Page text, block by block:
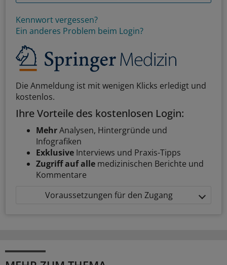
Kennwort vergessen?
Ein anderes Problem beim Login?
Die Anmeldung ist mit wenigen Klicks erledigt und
kostenlos.
Ihre Vorteile des kostenlosen Login:
MehrAnalysen, Hintergründe und
Infografiken
Exklusive Interviews und Praxis-Tipps
Zugriff auf alle medizinischen Berichte und
Kommentare
Voraussetzungen für den Zugang